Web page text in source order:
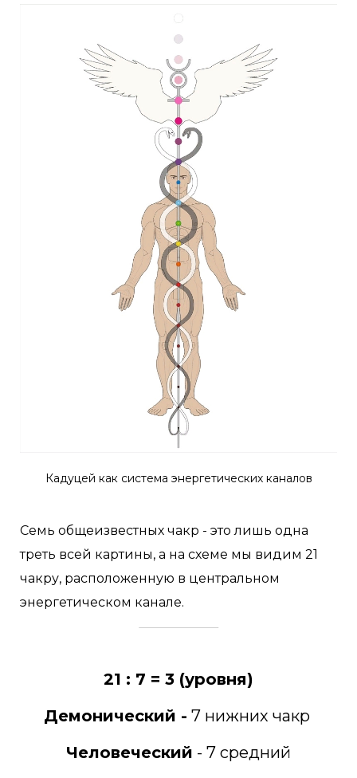
Кадуцей как система энергетических каналов
Семь общеизвестных чакр - это лишь одна
треть всей картины, а на схеме мы видим 21
чакру, расположенную в центральном
энергетическом канале.
21 : 7 = 3 (уровня)
Демонический - 7 нижних чакр
Человеческий - 7 средний